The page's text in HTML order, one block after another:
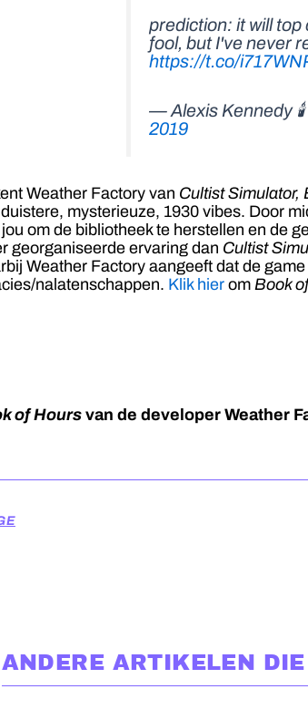
prediction: it will top
fool, but I've never
https://t.co/
— Alexis Kennedy
2019
Weather Factory van Cultist Simulator,
mysterieuze, 1930 vibes. Door
om de bibliotheek te herstellen en de
georganiseerde ervaring dan Cultist
Weather Factory aangeeft dat de
nalatenschappen. Klik hier om Book
of Hours van de developer Weather
ANDERE ARTIKELEN